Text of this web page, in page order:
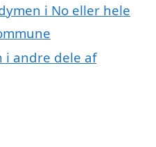
i No eller hele
i andre dele af